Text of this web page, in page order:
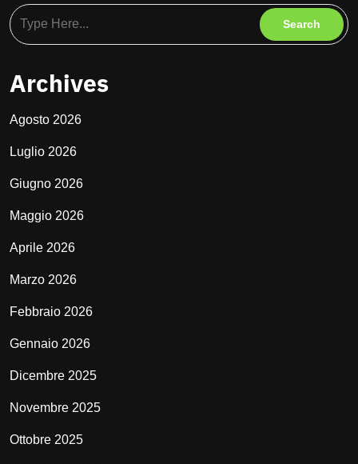
Archives
Agosto 2026
Luglio 2026
Giugno 2026
Maggio 2026
Aprile 2026
Marzo 2026
Febbraio 2026
Gennaio 2026
Dicembre 2025
Novembre 2025
Ottobre 2025